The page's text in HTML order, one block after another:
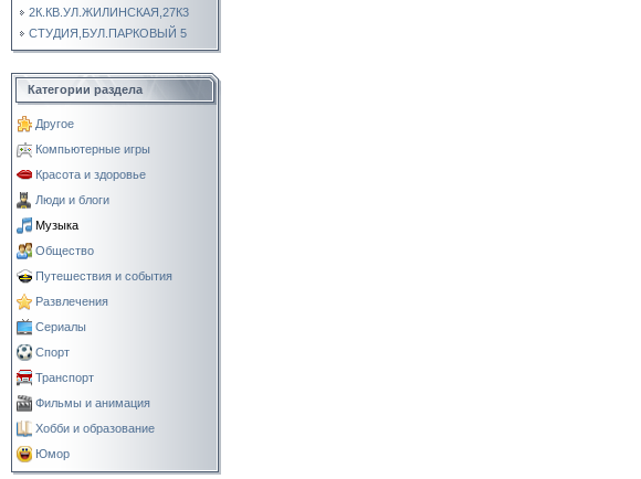
2К.КВ.УЛ.ЖИЛИНСКАЯ,27К3
СТУДИЯ,БУЛ.ПАРКОВЫЙ 5
Категории раздела
Другое
Компьютерные игры
Красота и здоровье
Люди и блоги
Музыка
Общество
Путешествия и события
Развлечения
Сериалы
Спорт
Транспорт
Фильмы и анимация
Хобби и образование
Юмор